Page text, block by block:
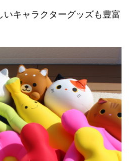
キャラクターグッズも豊富